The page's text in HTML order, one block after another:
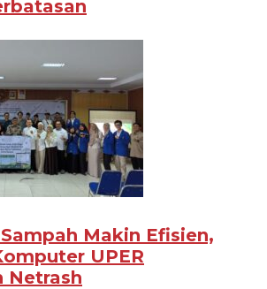
Makin Efisien,
UPER
Netrash